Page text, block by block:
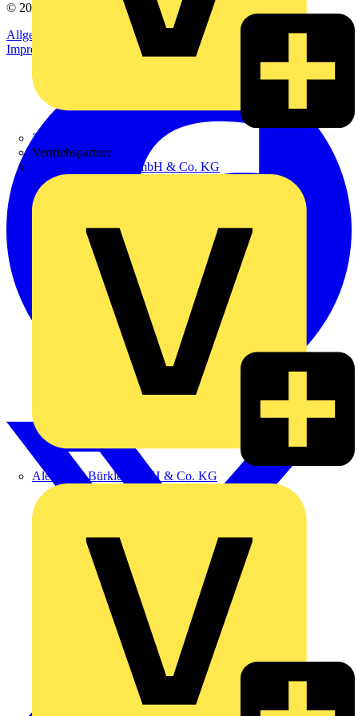
Zumtobel
Vertriebspartner
Adalbert Zajadacz GmbH & Co. KG
Alexander Bürkle GmbH & Co. KG
© 2002-
Voltimum
Allgemeine Geschäftsbedingungen
Datenschutzerklärung
Impressum